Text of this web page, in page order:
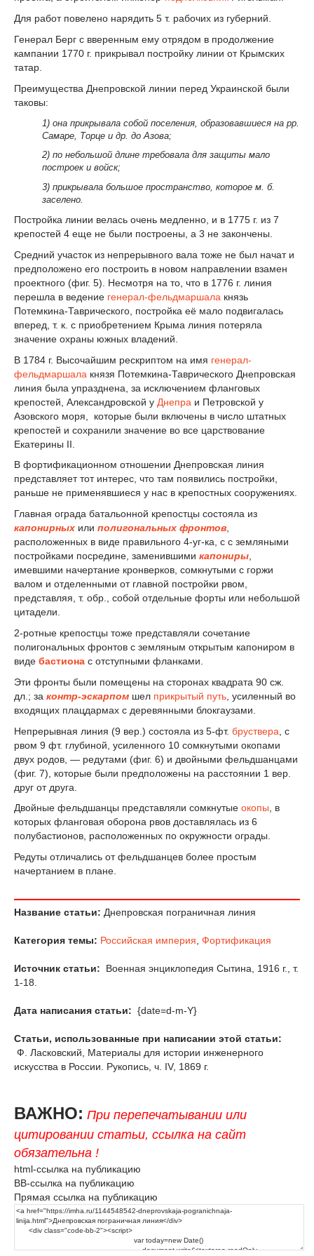
Для работ повелено нарядить 5 т. рабочих из губерний.
Генерал Берг с вверенным ему отрядом в продолжение
кампании 1770 г. прикрывал постройку линии от Крымских
татар.
Преимущества Днепровской линии перед Украинской были
таковы:
1) она прикрывала собой поселения, образовавшиеся на рр.
Самаре, Торце и др. до Азова;
2) по небольшой длине требовала для защиты мало
построек и войск;
3) прикрывала большое пространство, которое м. б.
заселено.
Постройка линии велась очень медленно, и в 1775 г. из 7
крепостей 4 еще не были построены, а 3 не закончены.
Средний участок из непрерывного вала тоже не был начат и
предположено его построить в новом направлении взамен
проектного (фиг. 5). Несмотря на то, что в 1776 г. линия
перешла в ведение генерал-фельдмаршала князь
Потемкина-Таврического, постройка её мало подвигалась
вперед, т. к. с приобретением Крыма линия потеряла
значение охраны южных владений.
В 1784 г. Высочайшим рескриптом на имя генерал-
фельдмаршала князя Потемкина-Таврического Днепровская
линия была упразднена, за исключением фланговых
крепостей, Александровской у Днепра и Петровской у
Азовского моря, которые были включены в число штатных
крепостей и сохранили значение во все царствование
Екатерины II.
В фортификационном отношении Днепровская линия
представляет тот интерес, что там появились постройки,
раньше не применявшиеся у нас в крепостных сооружениях.
Главная ограда батальонной крепостцы состояла из
капонирных или полигональных фронтов
расположенных в виде правильного 4-уг-ка, с с земляными
постройками посредине, заменившими капониры
имевшими начертание кронверков, сомкнутыми с горжи
валом и отделенными от главной постройки рвом,
представляя, т. обр., собой отдельные форты или небольшой
цитадели.
2-ротные крепостцы тоже представляли сочетание
полигональных фронтов с земляным открытым капониром в
виде бастиона с отступными фланками.
Эти фронты были помещены на сторонах квадрата 90 сж.
дл.; за контр-эскарпом шел прикрытый путь , усиленный во
входящих плацдармах с деревянными блокгаузами.
Непрерывная линия (9 вер.) состояла из 5-фт. бруствера , с
рвом 9 фт. глубиной, усиленного 10 сомкнутыми окопами
двух родов, — редутами (фиг. 6) и двойными фельдшанцами
(фиг. 7), которые были предположены на расстоянии 1 вер.
друг от друга.
Двойные фельдшанцы представляли сомкнутые окопы, в
которых фланговая оборона рвов доставлялась из 6
полубастионов, расположенных по окружности ограды.
Редуты отличались от фельдшанцев более простым
начертанием в плане.
Название статьи: Днепровская пограничная линия
Категория темы: Российская империя Фортификация
Источник статьи:
Военная энциклопедия Сытина, 1916 г., т.
1-18.
Дата написания статьи: {date=d-m-Y}
Статьи, использованные при написании этой статьи:
Ф. Ласковский, Материалы для истории инженерного
искусства в России. Рукопись, ч. IV, 1869 г.
ВАЖНО: При перепечатывании или
цитировании статьи, ссылка на сайт
обязательна !
html-ссылка на публикацию
BB-ссылка на публикацию
Прямая ссылка на публикацию